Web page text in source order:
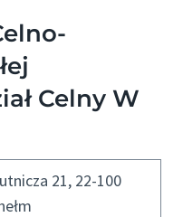
Celny W
21, 22-100